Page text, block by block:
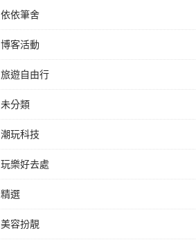
依依筆舍
博客活動
旅遊自由行
未分類
潮玩科技
玩樂好去處
精選
美容扮靚